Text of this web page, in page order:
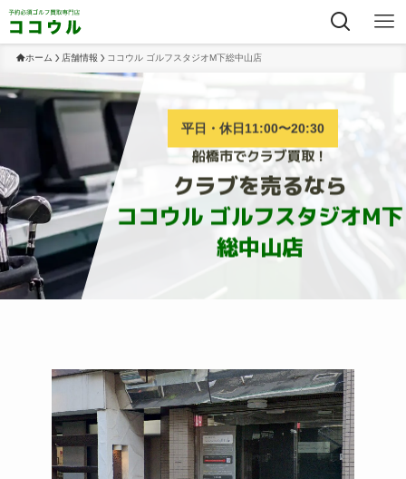
ホーム 店舗情報 ココウル ゴルフスタジオM下総中山店
平日・休日11:00〜20:30
船橋市でクラブ買取！
クラブを売るなら
ココウル ゴルフスタジオM下
総中山店